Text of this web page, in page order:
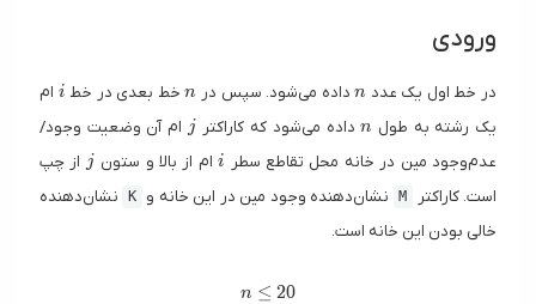
ورودی
در خط اول یک عدد
n
nداده می‌شود. سپس در
n
nخط بعدی در خط i
i ام
یک رشته به طول nداده می‌شود که کاراکتر j
j ام آن وضعیت وجود/
عدم‌وجود مین در خانه محل تقاطع سطر iام از بالا و ستون j
j از چپ
است. کاراکتر
M نشان‌دهنده وجود مین در این خانه و K
نشان‌دهنده
خالی بودن این خانه است.
n \le 20
n ≤ 20